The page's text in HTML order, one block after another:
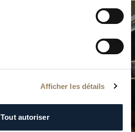
Afficher les détails
Tout autoriser